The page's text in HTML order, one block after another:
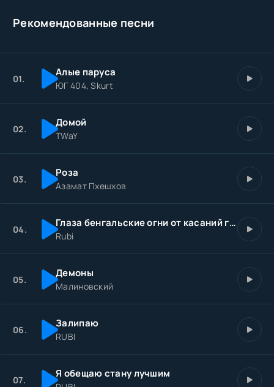
Ах эта любовь, любовь, любовь, свела с ума нас всех я
У нас всё стало слаще, обнимаемся чаще чувствую,
что с тобой стал я настоящим.
Рекомендованные песни
01. Алые паруса
ЮГ 404, Skurt
02. Домой
TWaY
03. Роза
Азамат Пхешхов
04. Глаза бенгальские огни от касаний губ
Rubi
05. Демоны
Малиновский
06. Залипаю
RUBI
07. Я обещаю стану лучшим